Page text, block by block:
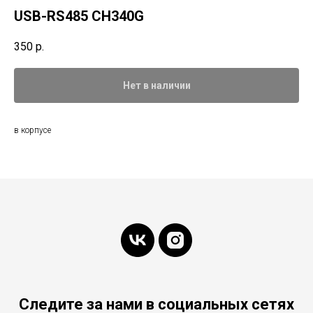
USB-RS485 CH340G
350 р.
Нет в наличии
в корпусе
Следите за нами в социальных сетях